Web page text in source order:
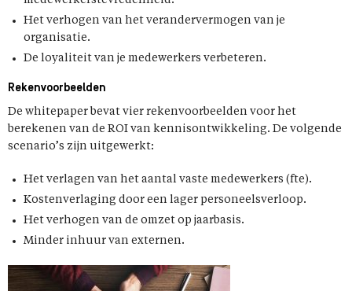
Het verhogen van het verandervermogen van je
organisatie.
De loyaliteit van je medewerkers verbeteren.
Rekenvoorbeelden
De whitepaper bevat vier rekenvoorbeelden voor het
berekenen van de ROI van kennisontwikkeling. De volgende
scenario’s zijn uitgewerkt:
Het verlagen van het aantal vaste medewerkers (fte).
Kostenverlaging door een lager personeelsverloop.
Het verhogen van de omzet op jaarbasis.
Minder inhuur van externen.